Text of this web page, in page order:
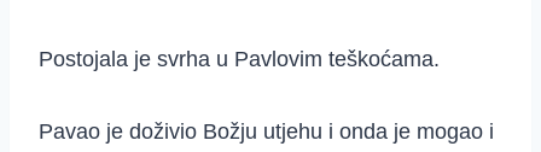
Postojala je svrha u Pavlovim teškoćama.
Pavao je doživio Božju utjehu i onda je mogao i